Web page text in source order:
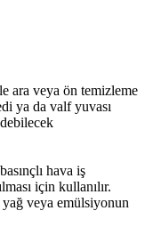
ara veya ön temizleme
ya da valf yuvası
hava iş
için kullanılır.
yağ veya emülsiyonun